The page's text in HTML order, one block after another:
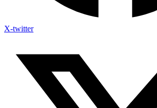
X-twitter